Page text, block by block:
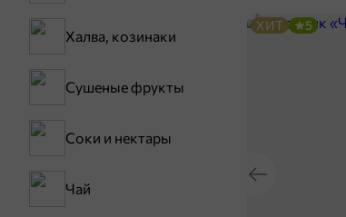
Халва, козинаки
Сушеные фрукты
Соки и нектары
Чай
ХИТ 5